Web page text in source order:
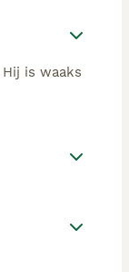
is waaks